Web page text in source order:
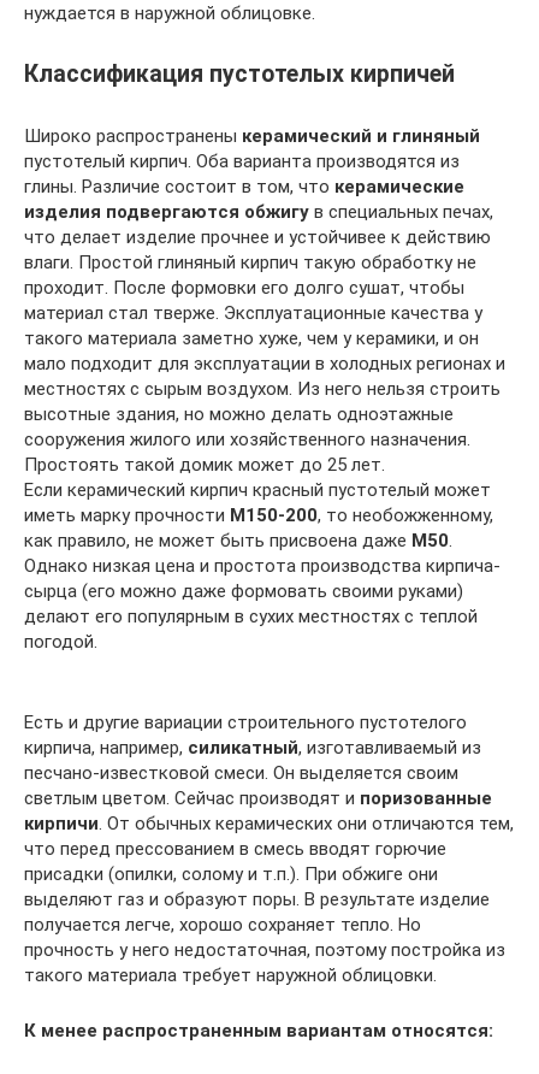
нуждается в наружной облицовке.
Классификация пустотелых кирпичей
Широко распространены керамический и глиняный
пустотелый кирпич. Оба варианта производятся из
глины. Различие состоит в том, что керамические
изделия подвергаются обжигу в специальных печах,
что делает изделие прочнее и устойчивее к действию
влаги. Простой глиняный кирпич такую обработку не
проходит. После формовки его долго сушат, чтобы
материал стал тверже. Эксплуатационные качества у
такого материала заметно хуже, чем у керамики, и он
мало подходит для эксплуатации в холодных регионах и
местностях с сырым воздухом. Из него нельзя строить
высотные здания, но можно делать одноэтажные
сооружения жилого или хозяйственного назначения.
Простоять такой домик может до 25 лет.
Если керамический кирпич красный пустотелый может
иметь марку прочности М150-200, то необожженному,
как правило, не может быть присвоена даже М50.
Однако низкая цена и простота производства кирпича-
сырца (его можно даже формовать своими руками)
делают его популярным в сухих местностях с теплой
погодой.
Есть и другие вариации строительного пустотелого
кирпича, например, силикатный, изготавливаемый из
песчано-известковой смеси. Он выделяется своим
светлым цветом. Сейчас производят и поризованные
кирпичи. От обычных керамических они отличаются тем,
что перед прессованием в смесь вводят горючие
присадки (опилки, солому и т.п.). При обжиге они
выделяют газ и образуют поры. В результате изделие
получается легче, хорошо сохраняет тепло. Но
прочность у него недостаточная, поэтому постройка из
такого материала требует наружной облицовки.
К менее распространенным вариантам относятся: